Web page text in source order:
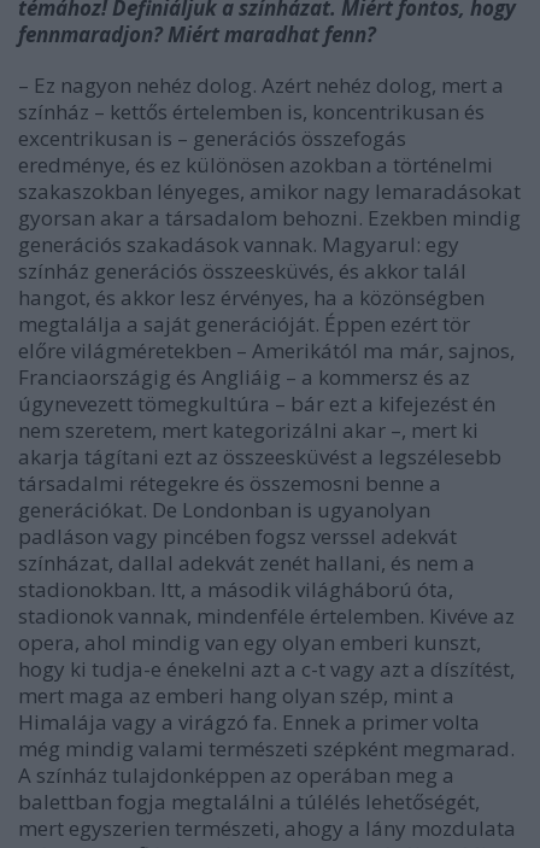
témához! Definiáljuk a színházat. Miért fontos, hogy
fennmaradjon? Miért maradhat fenn?
– Ez nagyon nehéz dolog. Azért nehéz dolog, mert a
színház – kettős értelemben is, koncentrikusan és
excentrikusan is – generációs összefogás
eredménye, és ez különösen azokban a történelmi
szakaszokban lényeges, amikor nagy lemaradásokat
gyorsan akar a társadalom behozni. Ezekben mindig
generációs szakadások vannak. Magyarul: egy
színház generációs összeesküvés, és akkor talál
hangot, és akkor lesz érvényes, ha a közönségben
megtalálja a saját generációját. Éppen ezért tör
előre világméretekben – Amerikától ma már, sajnos,
Franciaországig és Angliáig – a kommersz és az
úgynevezett tömegkultúra – bár ezt a kifejezést én
nem szeretem, mert kategorizálni akar –, mert ki
akarja tágítani ezt az összeesküvést a legszélesebb
társadalmi rétegekre és összemosni benne a
generációkat. De Londonban is ugyanolyan
padláson vagy pincében fogsz verssel adekvát
színházat, dallal adekvát zenét hallani, és nem a
stadionokban. Itt, a második világháború óta,
stadionok vannak, mindenféle értelemben. Kivéve az
opera, ahol mindig van egy olyan emberi kunszt,
hogy ki tudja-e énekelni azt a c-t vagy azt a díszítést,
mert maga az emberi hang olyan szép, mint a
Himalája vagy a virágzó fa. Ennek a primer volta
még mindig valami természeti szépként megmarad.
A színház tulajdonképpen az operában meg a
balettban fogja megtalálni a túlélés lehetőségét,
mert egyszerien természeti, ahogy a lány mozdulata